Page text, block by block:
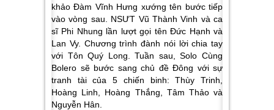
khảo Đàm Vĩnh Hưng xướng tên bước tiếp
vào vòng sau. NSƯT Vũ Thành Vinh và ca
sĩ Phi Nhung lần lượt gọi tên Đức Hạnh và
Lan Vy. Chương trình đành nói lời chia tay
với Tôn Quý Long. Tuần sau, Solo Cùng
Bolero sẽ bước sang chủ đề Đông với sự
tranh tài của 5 chiến binh: Thùy Trinh,
Hoàng Linh, Hoàng Thắng, Tâm Thảo và
Nguyễn Hân.